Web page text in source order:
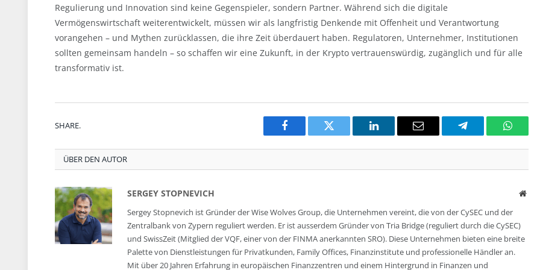
Regulierung und Innovation sind keine Gegenspieler, sondern Partner. Während sich die digitale
Vermögenswirtschaft weiterentwickelt, müssen wir als langfristig Denkende mit Offenheit und Verantwortung
vorangehen – und Mythen zurücklassen, die ihre Zeit überdauert haben. Regulatoren, Unternehmer, Institutionen
sollten gemeinsam handeln – so schaffen wir eine Zukunft, in der Krypto vertrauenswürdig, zugänglich und für alle
transformativ ist.
SHARE.
Facebook Twitter LinkedIn Email Telegram
ÜBER DEN AUTOR
SERGEY STOPNEVICH
Sergey Stopnevich ist Gründer der Wise Wolves Group, die Unternehmen vereint, die von der CySEC und der
Zentralbank von Zypern reguliert werden. Er ist ausserdem Gründer von Tria Bridge (reguliert durch die CySEC)
und SwissZeit (Mitglied der VQF, einer von der FINMA anerkannten SRO). Diese Unternehmen bieten eine breite
Palette von Dienstleistungen für Privatkunden, Family Offices, Finanzinstitute und professionelle Händler an.
Mit über 20 Jahren Erfahrung in europäischen Finanzzentren und einem Hintergrund in Finanzen und